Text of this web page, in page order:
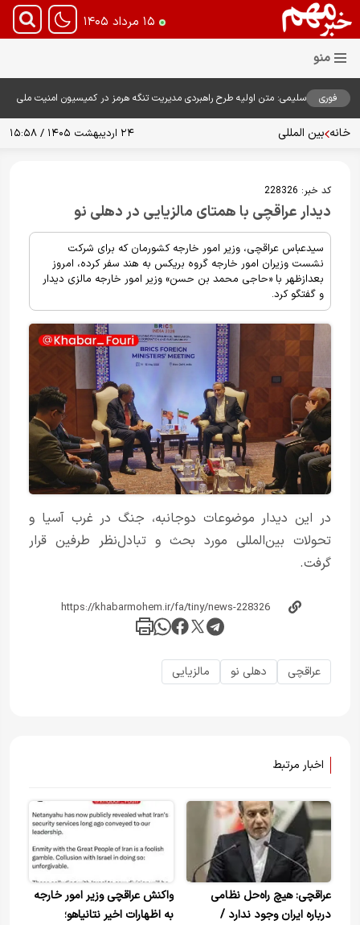
۱۵ مرداد ۱۴۰۵
فوری
سلیمی: متن اولیه طرح راهبردی مدیریت تنگه هرمز در کمیسیون امنیت ملی
خانه بین المللی ۲۴ اردیبهشت ۱۴۰۵ / ۱۵:۵۸
کد خبر: 228326
دیدار عراقچی با همتای مالزیایی در دهلی نو
سیدعباس عراقچی، وزیر امور خارجه کشورمان که برای شرکت
نشست وزیران امور خارجه گروه بریکس به هند سفر کرده، امروز
بعدازظهر با «حاجی محمد بن حسن» وزیر امور خارجه مالزی دیدار
و گفتگو کرد.
در این دیدار موضوعات دوجانبه، جنگ در غرب آسیا و
تحولات بین‌المللی مورد بحث و تبادل‌نظر طرفین قرار
گرفت.
عراقچی دهلی نو مالزیایی
اخبار مرتبط
عراقچی: هیچ‌ راه‌حل نظامی
درباره ایران وجود ندارد /
واکنش عراقچی وزیر امور خارجه
به اظهارات اخیر نتانیاهو؛